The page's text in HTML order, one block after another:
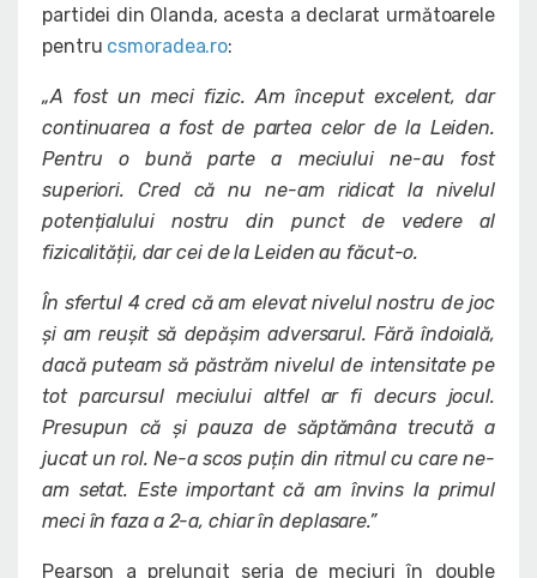
partidei din Olanda, acesta a declarat următoarele
pentru csmoradea.ro:
„A fost un meci fizic. Am început excelent, dar
continuarea a fost de partea celor de la Leiden.
Pentru o bună parte a meciului ne-au fost
superiori. Cred că nu ne-am ridicat la nivelul
potențialului nostru din punct de vedere al
fizicalității, dar cei de la Leiden au făcut-o.
În sfertul 4 cred că am elevat nivelul nostru de joc
și am reușit să depășim adversarul. Fără îndoială,
dacă puteam să păstrăm nivelul de intensitate pe
tot parcursul meciului altfel ar fi decurs jocul.
Presupun că și pauza de săptămâna trecută a
jucat un rol. Ne-a scos puțin din ritmul cu care ne-
am setat. Este important că am învins la primul
meci în faza a 2-a, chiar în deplasare.”
Pearson a prelungit seria de meciuri în double